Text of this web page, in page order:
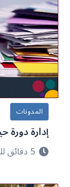
المدونات
إدارة دورة
5 دقائق للقراءة